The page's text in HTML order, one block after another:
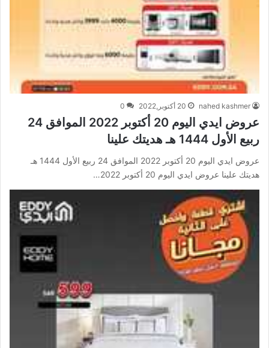
nahed kashmer 20 أكتوبر,2022 0
عروض ايدي اليوم 20 أكتوبر 2022 الموافق 24
ربيع الأول 1444 هـ هديتك علينا
عروض ايدي اليوم 20 أكتوبر 2022 الموافق 24 ربيع الأول 1444 هـ
هديتك علينا عروض ايدي اليوم 20 أكتوبر 2022…